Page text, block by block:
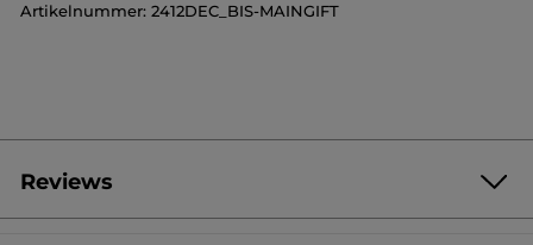
Artikelnummer: 2412DEC_BIS-MAINGIFT
Reviews